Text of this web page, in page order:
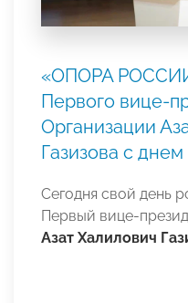
«ОПОРА
Первого вице-
Организации
Газизова с
Сегодня свой день
Первый вице-
Азат Халилович